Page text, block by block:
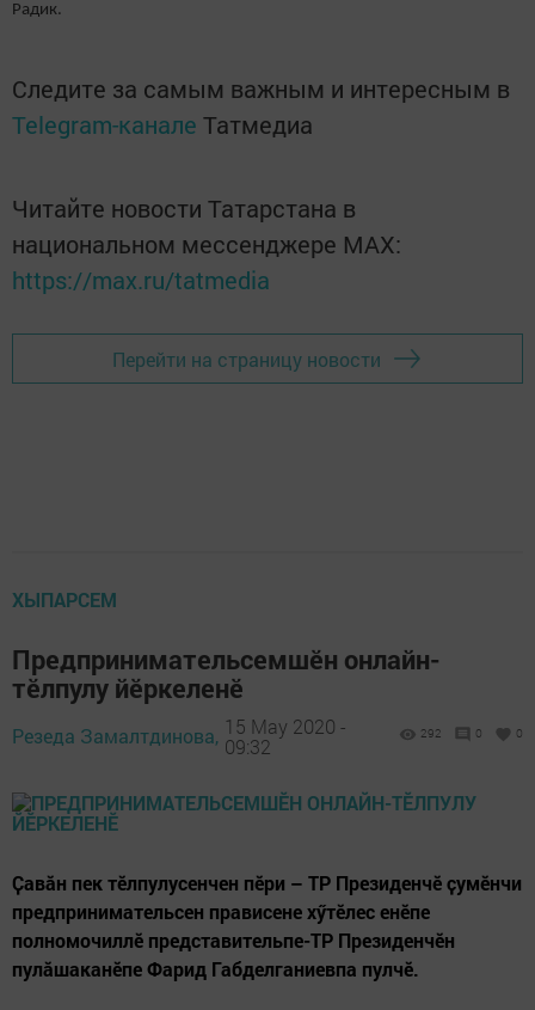
Радик.
Следите за самым важным и интересным в
Telegram-канале Татмедиа
Читайте новости Татарстана в
национальном мессенджере MАХ:
https://max.ru/tatmedia
Перейти на страницу новости
ХЫПАРСЕМ
Предпринимательсемшӗн онлайн-
тӗлпулу йӗркеленӗ
Резеда Замалтдинова, 15 May 2020 -
09:32
292 0 0
Ҫавӑн пек тӗлпулусенчен пӗри – ТР Президенчӗ ҫумӗнчи
предпринимательсен прависене хӳтӗлес енӗпе
полномочиллӗ представительпе-ТР Президенчӗн
пулăшаканӗпе Фарид Габделганиевпа пулчӗ.